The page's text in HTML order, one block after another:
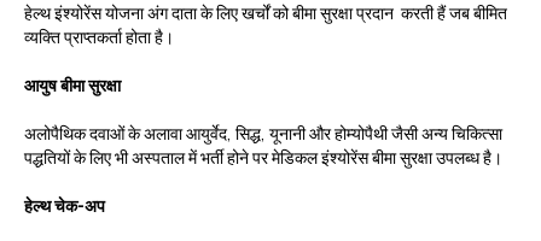
हेल्थ इंश्योरेंस योजना अंग दाता के लिए खर्चों को बीमा सुरक्षा प्रदान करती हैं जब बीमित
व्यक्ति प्राप्तकर्ता होता है।
आयुष बीमा सुरक्षा
अलोपैथिक दवाओं के अलावा आयुर्वेद, सिद्ध, यूनानी और होम्योपैथी जैसी अन्य चिकित्सा
पद्धतियों के लिए भी अस्पताल में भर्ती होने पर मेडिकल इंश्योरेंस बीमा सुरक्षा उपलब्ध है।
हेल्थ चेक-अप